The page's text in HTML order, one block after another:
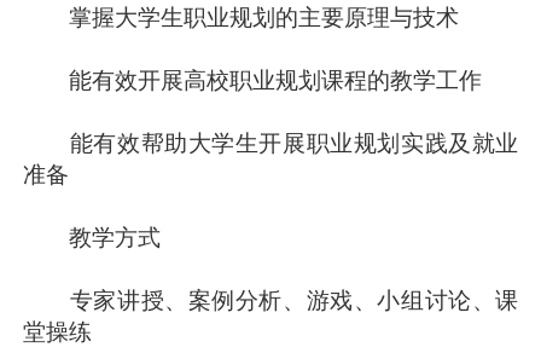
掌握大学生职业规划的主要原理与技术
能有效开展高校职业规划课程的教学工作
能有效帮助大学生开展职业规划实践及就业
准备
教学方式
专家讲授、案例分析、游戏、小组讨论、课
堂操练